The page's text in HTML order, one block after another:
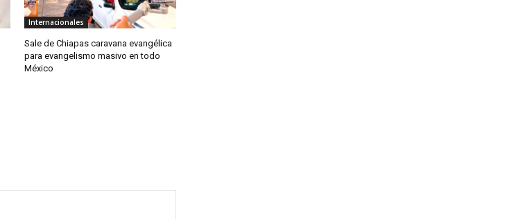
Internacionales
Sale de Chiapas caravana evangélica
para evangelismo masivo en todo
México